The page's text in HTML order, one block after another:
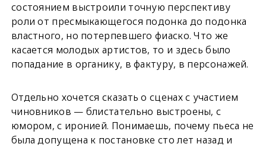
состоянием выстроили точную перспективу
роли от пресмыкающегося подонка до подонка
властного, но потерпевшего фиаско. Что же
касается молодых артистов, то и здесь было
попадание в органику, в фактуру, в персонажей.
Отдельно хочется сказать о сценах с участием
чиновников — блистательно выстроены, с
юмором, с иронией. Понимаешь, почему пьеса не
была допущена к постановке сто лет назад и